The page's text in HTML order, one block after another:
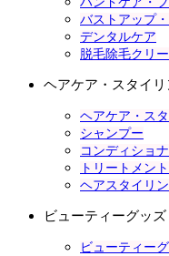
バストアップ
デンタルケア
脱毛除毛クリ
ヘアケア・スタイリ
ヘアケア・ス
シャンプー
コンディショ
トリートメン
ヘアスタイリ
ビューティーグッズ
ビューティー